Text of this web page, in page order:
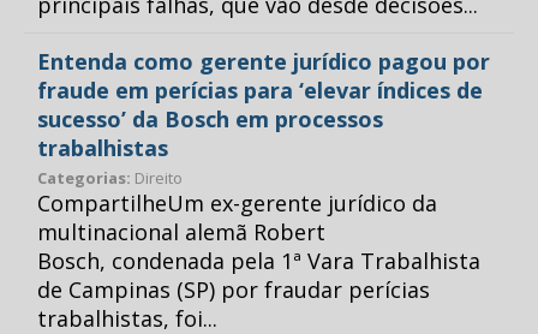
Entenda como gerente jurídico pagou por
fraude em perícias para ‘elevar índices de
sucesso’ da Bosch em processos
trabalhistas
Categorias: Direito
CompartilheUm ex-gerente jurídico da
multinacional alemã Robert
Bosch, condenada pela 1ª Vara Trabalhista
de Campinas (SP) por fraudar perícias
trabalhistas, foi...